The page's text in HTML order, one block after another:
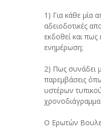
1) Για κάθε μία
αδειοδοτικές
εκδοθεί και πως
ενημέρωση;
2) Πως συνάδει
παρεμβάσεις
υστέρων
Ο Ερωτών